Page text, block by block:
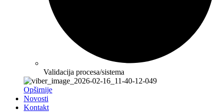
Validacija procesa/sistema
Opširnije
Novosti
Kontakt